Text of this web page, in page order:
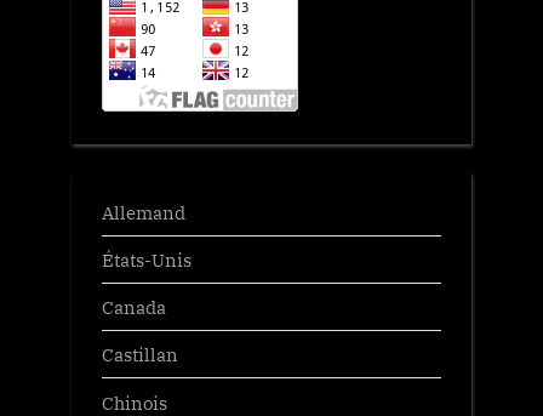
Allemand
États-Unis
Canada
Castillan
Chinois